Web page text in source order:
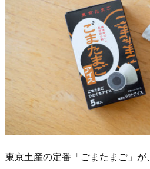
東京土産の定番「ごまたまご」